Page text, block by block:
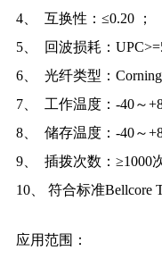
4、 互换性：≤0.20 ；
5、 回波损耗：
6、 光纤类型：Corning
7、 工作温度：-40～
8、 储存温度：-40～
9、 插拨次数：≥1000
10、 符合标准Bellcore
应用范围：